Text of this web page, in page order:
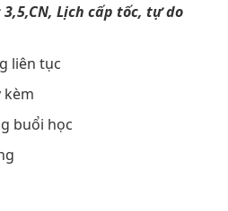
3,5,CN, Lịch cấp tốc, tự do
liên tục
kèm
buổi học